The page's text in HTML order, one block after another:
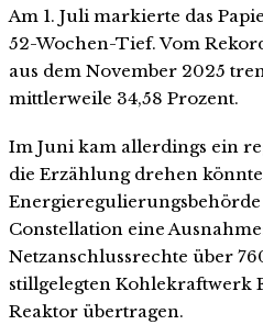
Am 1. Juli markierte das
52-Wochen-Tief. Vom
aus dem November 2025
mittlerweile 34,58 Prozent.
Im Juni kam allerdings ein
die Erzählung drehen
Energieregulierungsbehörde
Constellation eine
Netzanschlussrechte über
stillgelegten Kohlekraftwerk
Reaktor übertragen.